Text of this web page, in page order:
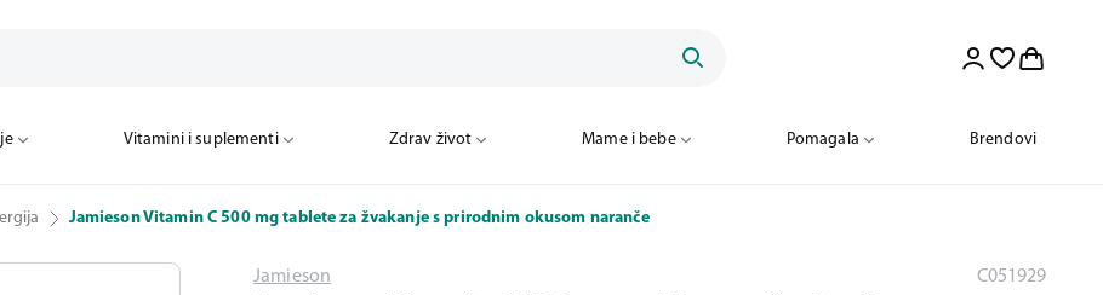
Vitamini i suplementi Zdrav život Mame i bebe Pomagala Brendovi
Jamieson Vitamin C 500 mg tablete za žvakanje s prirodnim okusom naranče
Jamieson C051929